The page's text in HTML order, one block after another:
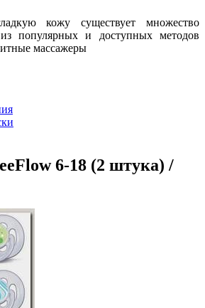
кожу существует множество
популярных и доступных методов
массажеры
6-18 (2 штука) /